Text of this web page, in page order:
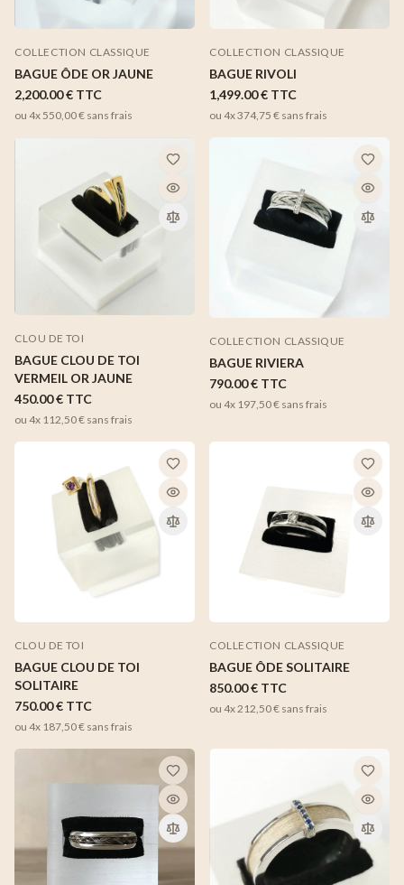
COLLECTION CLASSIQUE
BAGUE ÔDE OR JAUNE
2,200.00 € TTC
ou 4x550,00 € sans frais
COLLECTION CLASSIQUE
BAGUE RIVOLI
1,499.00 € TTC
ou 4x374,75 € sans frais
CLOU DE TOI
BAGUE CLOU DE TOI
VERMEIL OR JAUNE
450.00 € TTC
ou 4x 112,50 € sans frais
COLLECTION CLASSIQUE
BAGUE RIVIERA
790.00 € TTC
ou 4x 197,50 € sans frais
CLOU DE TOI
BAGUE CLOU DE TOI
SOLITAIRE
750.00 € TTC
ou 4x 187,50 € sans frais
COLLECTION CLASSIQUE
BAGUE ÔDE SOLITAIRE
850.00 € TTC
ou 4x212,50 € sans frais